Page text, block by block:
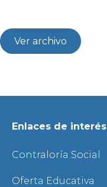
Ver archivo
Enlaces de interés
Contraloría Social
Oferta Educativa